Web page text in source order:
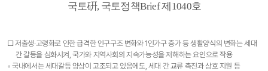
국토硏, 국토정책Brief제1040호
□ 저출생·고령화로 인한 급격한 인구구조 변화와 1인가구 증가 등 생활양식의 변화는 세대
간 갈등을 심화시켜, 국가와 지역사회의 지속가능성을 저해하는 요인으로 작용
◦ 국내에서는 세대갈등 양상이 고조되고 있음에도, 세대 간 교류 촉진과 상호 지원 등